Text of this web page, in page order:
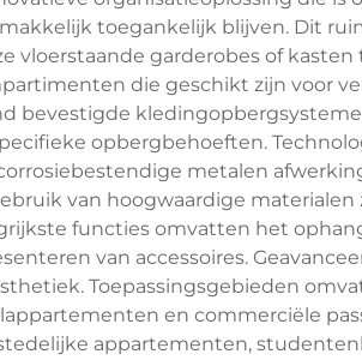
toegankelijk blijven. Dit
garderobes of
die geschikt zijn voor
bevestigde
opbergbehoeften.
metalen
van hoogwaardige materialen
functies omvatten het
van accessoires.
Toepassingsgebieden
en commerciële
appartementen,